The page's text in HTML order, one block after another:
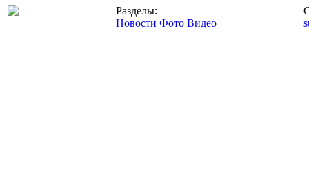
Разделы:
Новости Фото Видео